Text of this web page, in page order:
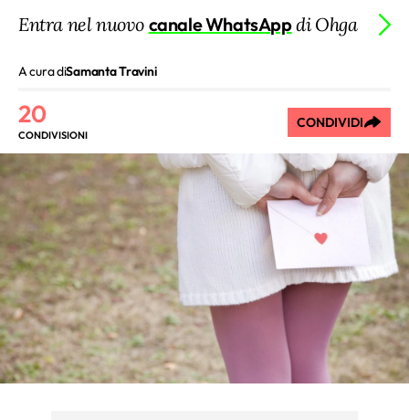
Entra nel nuovo canale WhatsAppdi Ohga
A cura diSamanta Travini
20
CONDIVISIONI
CONDIVIDI